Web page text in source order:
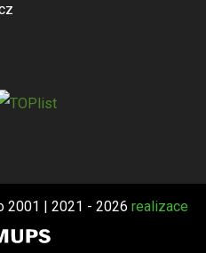
2001 | 2021 - 2026 realizace